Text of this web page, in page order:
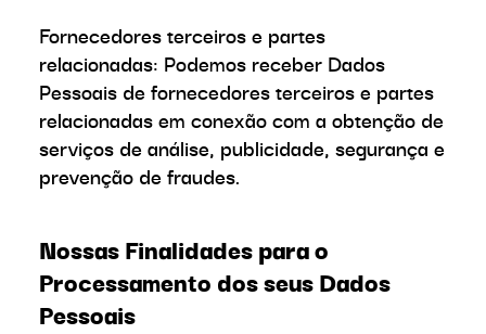
Fornecedores terceiros e partes
relacionadas: Podemos receber Dados
Pessoais de fornecedores terceiros e partes
relacionadas em conexão com a obtenção de
serviços de análise, publicidade, segurança e
prevenção de fraudes.
Nossas Finalidades para o
Processamento dos seus Dados
Pessoais